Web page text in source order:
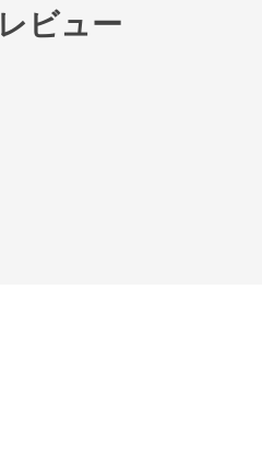
レビュー